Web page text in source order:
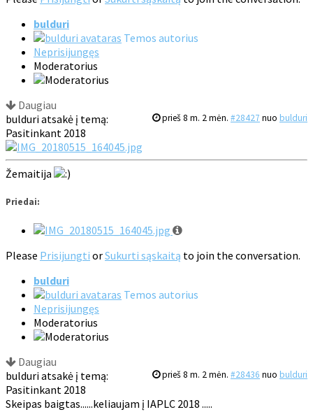
bulduri
Temos autorius
Neprisijungęs
Moderatorius
Daugiau
prieš 8 m. 2 mėn. #28427 nuo bulduri
bulduri atsakė į temą:
Pasitinkant 2018
Žemaitija
Priedai:
Please Prisijungti orSukurti sąskaitą to join the conversation.
bulduri
Temos autorius
Neprisijungęs
Moderatorius
Daugiau
prieš 8 m. 2 mėn. #28436 nuo bulduri
bulduri atsakė į temą:
Pasitinkant 2018
Skeipas baigtas......keliaujam į IAPLC 2018 .....